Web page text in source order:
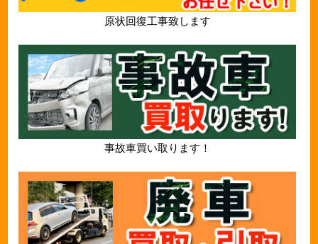
原状回復工事致します
事故車買い取ります！